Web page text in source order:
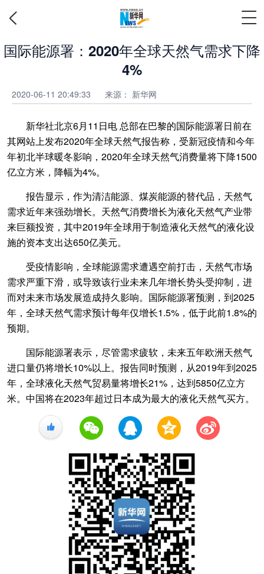
国际能源署：2020年全球天然气需求下降
4%
2020-06-11 20:49:33 来源： 新华网
新华社北京6月11日电 总部在巴黎的国际能源署日前在
其网站上发布2020年全球天然气报告称，受新冠疫情和今年
年初北半球暖冬影响，2020年全球天然气消费量将下降1500
亿立方米，降幅为4%。
报告显示，作为清洁能源、煤炭能源的替代品，天然气
需求近年来强劲增长。天然气消费增长为液化天然气产业带
来巨额投资，其中2019年全球用于制造液化天然气的液化设
施的资本支出达650亿美元。
受疫情影响，全球能源需求遭遇空前打击，天然气市场
需求严重下滑，或导致该行业未来几年增长势头受抑制，进
而对未来市场发展造成持久影响。国际能源署预测，到2025
年，全球天然气需求预计每年仅增长1.5%，低于此前1.8%的
预期。
国际能源署表示，尽管需求疲软，未来五年欧洲天然气
进口量仍将增长10%以上。报告同时预测，从2019年到2025
年，全球液化天然气贸易量将增长21%，达到5850亿立方
米。中国将在2023年超过日本成为最大的液化天然气买方。
+1